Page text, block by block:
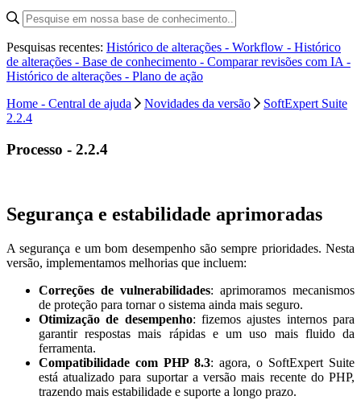
Pesquisas recentes: Histórico de alterações - Workflow - Histórico
de alterações - Base de conhecimento - Comparar revisões com IA -
Histórico de alterações - Plano de ação
Home - Central de ajuda
Novidades da versão
SoftExpert Suite
2.2.4
Processo - 2.2.4
Segurança e estabilidade aprimoradas
A segurança e um bom desempenho são sempre prioridades. Nesta
versão, implementamos melhorias que incluem:
Correções de vulnerabilidades: aprimoramos mecanismos
de proteção para tornar o sistema ainda mais seguro.
Otimização de desempenho: fizemos ajustes internos para
garantir respostas mais rápidas e um uso mais fluido da
ferramenta.
Compatibilidade com PHP 8.3: agora, o SoftExpert Suite
está atualizado para suportar a versão mais recente do PHP,
trazendo mais estabilidade e suporte a longo prazo.